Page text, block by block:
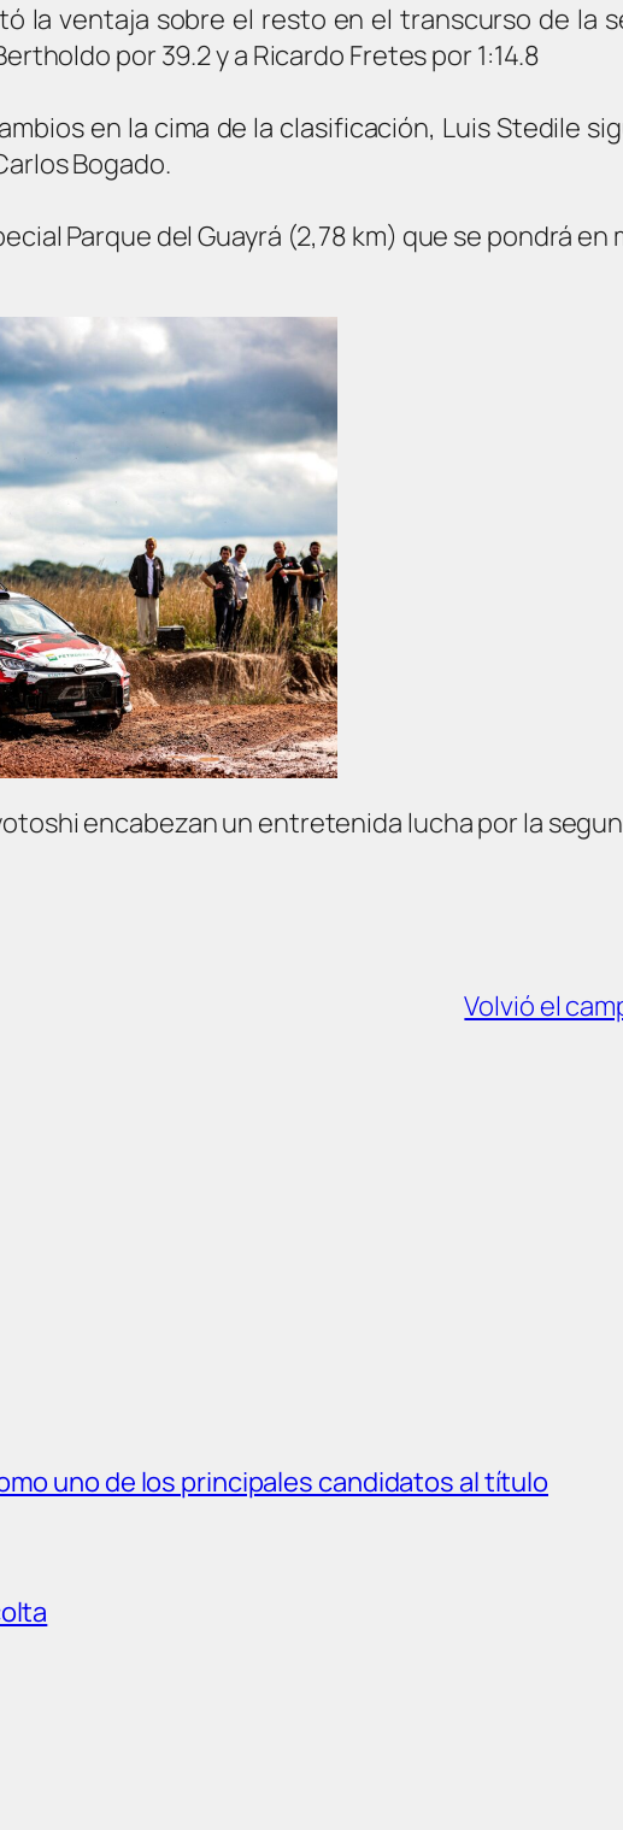
la ventaja sobre el resto en el transcurso de la
por 39.2 y a Ricardo Fretes por 1:14.8
en la cima de la clasificación, Luis Stedile
Bogado.
Parque del Guayrá (2,78 km) que se pondrá en
encabezan un entretenida lucha por la
Volvió el
uno de los principales candidatos al título